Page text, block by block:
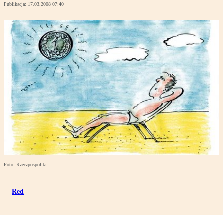
Publikacja: 17.03.2008 07:40
Foto: Rzeczpospolita
Red